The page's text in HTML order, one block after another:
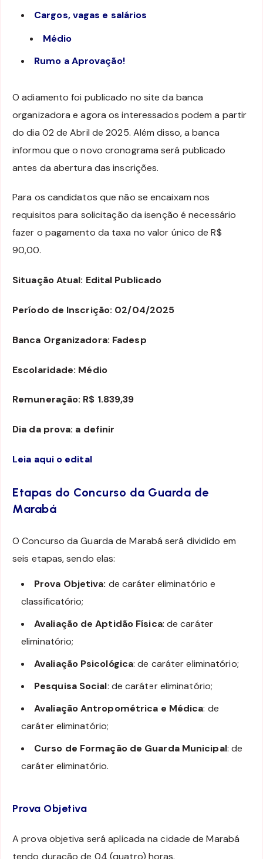
Cargos, vagas e salários
Médio
Rumo a Aprovação!
O adiamento foi publicado no site da banca
organizadora e agora os interessados podem a partir
do dia 02 de Abril de 2025. Além disso, a banca
informou que o novo cronograma será publicado
antes da abertura das inscrições.
Para os candidatos que não se encaixam nos
requisitos para solicitação da isenção é necessário
fazer o pagamento da taxa no valor único de R$
90,00.
Situação Atual: Edital Publicado
Período de Inscrição: 02/04/2025
Banca Organizadora: Fadesp
Escolaridade: Médio
Remuneração: R$ 1.839,39
Dia da prova: a definir
Leia aqui o edital
Etapas do Concurso da Guarda de
Marabá
O Concurso da Guarda de Marabá será dividido em
seis etapas, sendo elas:
Prova Objetiva: de caráter eliminatório e
classificatório;
Avaliação de Aptidão Física: de caráter
eliminatório;
Avaliação Psicológica: de caráter eliminatório;
Pesquisa Social: de caráter eliminatório;
Avaliação Antropométrica e Médica: de
caráter eliminatório;
Curso de Formação de Guarda Municipal: de
caráter eliminatório.
Prova Objetiva
A prova objetiva será aplicada na cidade de Marabá
tendo duração de 04 (quatro) horas.